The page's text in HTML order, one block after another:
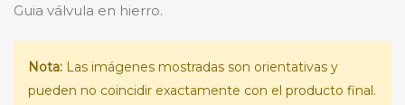
Guia válvula en hierro.
Nota: Las imágenes mostradas son orientativas y
pueden no coincidir exactamente con el producto final.